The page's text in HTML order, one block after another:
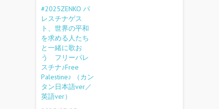
#2025ZENKO パ
レスチナゲス
ト、世界の平和
を求める人たち
と一緒に歌お
う フリーパレ
スチナ♪Free
Palestine♪ （カン
タン日本語ver／
英語ver）